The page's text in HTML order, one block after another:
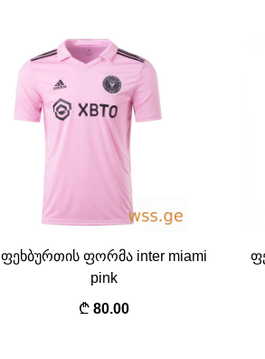
ფეხბურთის ფორმა inter miami
pink
80.00